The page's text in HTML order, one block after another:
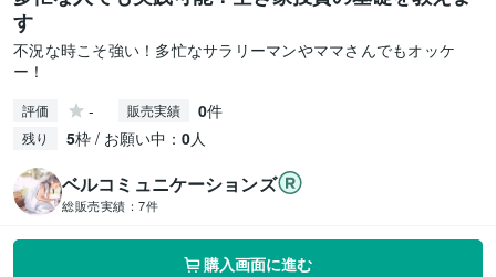
す
不況な時こそ強い！多忙なサラリーマンやママさんでもオッケ
ー！
評価 - 販売実績 0件
残り 5枠 / お願い中： 0人
ベルコミュニケーションズ
総販売実績： 7件
購入画面に進む